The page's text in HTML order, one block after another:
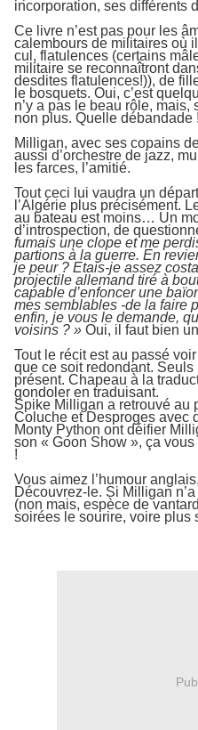
incorporation, ses différents
Ce livre n’est pas pour les
calembours de militaires où
cul, flatulences (certains
militaire se reconnaîtront
desdites flatulences!)), de
le bosquets. Oui, c’est
n’y a pas le beau rôle,
non plus. Quelle débandade
Milligan, avec ses copains
aussi d’orchestre de jazz,
les farces, l’amitié.
Tout ceci lui vaudra un
l’Algérie plus précisément.
au bateau est moins… Un
d’introspection, de
fumais une clope et me
partions à la guerre. En
je peur ? Etais-je assez
projectile allemand tiré à
capable d’enfoncer une
mes semblables -de la faire
enfin, je vous le demande,
voisins ? » Oui, il faut bien
Tout le récit est au passé
que ce soit redondant.
présent. Chapeau à la
gondoler en traduisant.
Spike Milligan a retrouvé au
Coluche et Desproges avec
Monty Python ont déifier
son « Goon Show », ça
!
Vous aimez l’humour
Découvrez-le. Si Milligan
(non mais, espèce de
soirées le sourire, voire plus